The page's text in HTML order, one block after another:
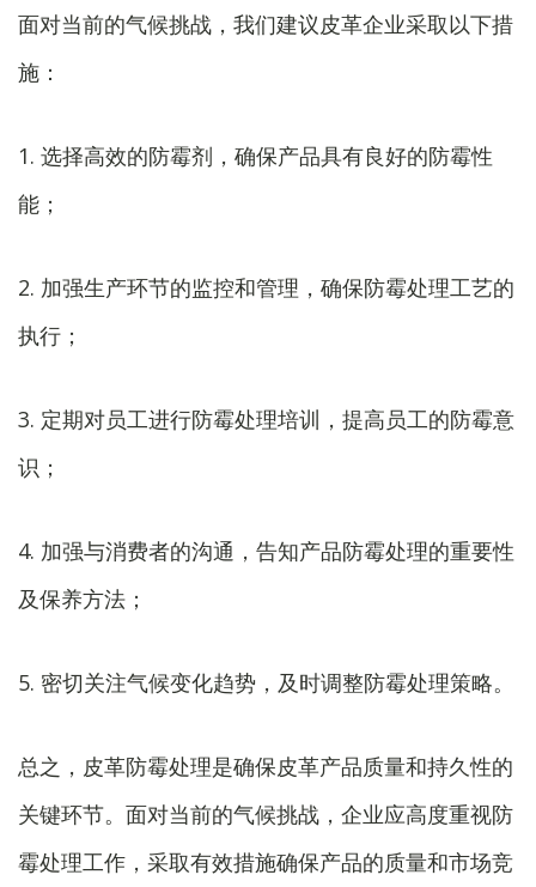
面对当前的气候挑战，我们建议皮革企业采取以下措
施：
1. 选择高效的防霉剂，确保产品具有良好的防霉性
能；
2. 加强生产环节的监控和管理，确保防霉处理工艺的
执行；
3. 定期对员工进行防霉处理培训，提高员工的防霉意
识；
4. 加强与消费者的沟通，告知产品防霉处理的重要性
及保养方法；
5. 密切关注气候变化趋势，及时调整防霉处理策略。
总之，皮革防霉处理是确保皮革产品质量和持久性的
关键环节。面对当前的气候挑战，企业应高度重视防
霉处理工作，采取有效措施确保产品的质量和市场竞